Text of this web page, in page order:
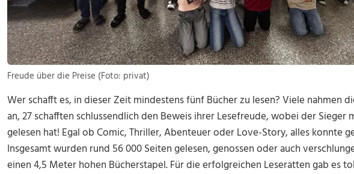
Freude über die Preise (Foto: privat)
Wer schafft es, in dieser Zeit mindestens fünf Bücher zu lesen? Viele nahmen
an, 27 schafften schlussendlich den Beweis ihrer Lesefreude, wobei der Sieger
gelesen hat! Egal ob Comic, Thriller, Abenteuer oder Love-Story, alles konnte
Insgesamt wurden rund 56 000 Seiten gelesen, genossen oder auch
einen 4,5 Meter hohen Bücherstapel. Für die erfolgreichen Leseratten gab es